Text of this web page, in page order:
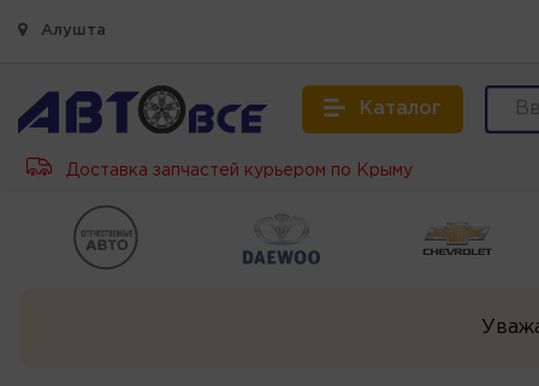
Алушта
Каталог
Доставка запчастей курьером по Крыму